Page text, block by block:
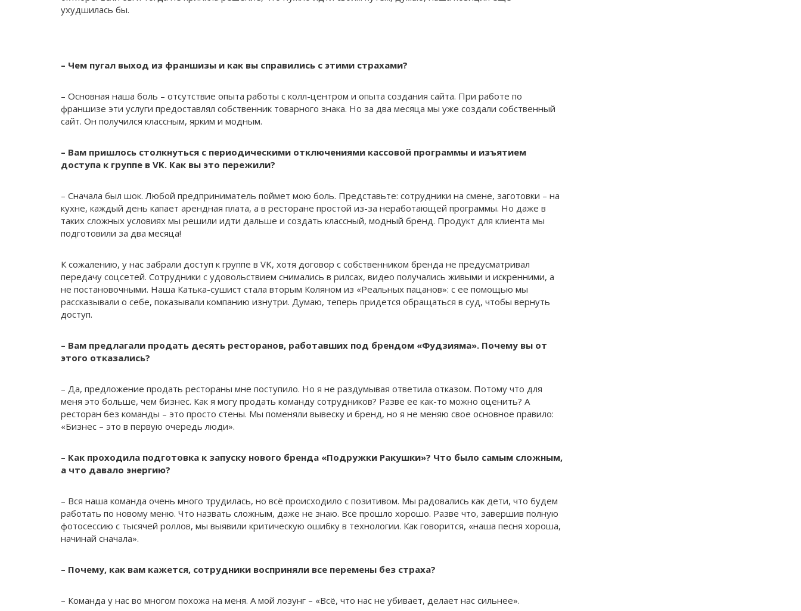
ухудшилась бы.
– Чем пугал выход из франшизы и как вы справились с этими страхами?
– Основная наша боль – отсутствие опыта работы с колл-центром и опыта создания сайта. При работе по
франшизе эти услуги предоставлял собственник товарного знака. Но за два месяца мы уже создали собственный
сайт. Он получился классным, ярким и модным.
– Вам пришлось столкнуться с периодическими отключениями кассовой программы и изъятием
доступа к группе в VK. Как вы это пережили?
– Сначала был шок. Любой предприниматель поймет мою боль. Представьте: сотрудники на смене, заготовки – на
кухне, каждый день капает арендная плата, а в ресторане простой из-за неработающей программы. Но даже в
таких сложных условиях мы решили идти дальше и создать классный, модный бренд. Продукт для клиента мы
подготовили за два месяца!
К сожалению, у нас забрали доступ к группе в VK, хотя договор с собственником бренда не предусматривал
передачу соцсетей. Сотрудники с удовольствием снимались в рилсах, видео получались живыми и искренними, а
не постановочными. Наша Катька-сушист стала вторым Коляном из «Реальных пацанов»: с ее помощью мы
рассказывали о себе, показывали компанию изнутри. Думаю, теперь придется обращаться в суд, чтобы вернуть
доступ.
– Вам предлагали продать десять ресторанов, работавших под брендом «Фудзияма». Почему вы от
этого отказались?
– Да, предложение продать рестораны мне поступило. Но я не раздумывая ответила отказом. Потому что для
меня это больше, чем бизнес. Как я могу продать команду сотрудников? Разве ее как-то можно оценить? А
ресторан без команды – это просто стены. Мы поменяли вывеску и бренд, но я не меняю свое основное правило:
«Бизнес – это в первую очередь люди».
– Как проходила подготовка к запуску нового бренда «Подружки Ракушки»? Что было самым сложным,
а что давало энергию?
– Вся наша команда очень много трудилась, но всё происходило с позитивом. Мы радовались как дети, что будем
работать по новому меню. Что назвать сложным, даже не знаю. Всё прошло хорошо. Разве что, завершив полную
фотосессию с тысячей роллов, мы выявили критическую ошибку в технологии. Как говорится, «наша песня хороша,
начинай сначала».
– Почему, как вам кажется, сотрудники восприняли все перемены без страха?
– Команда у нас во многом похожа на меня. А мой лозунг – «Всё, что нас не убивает, делает нас сильнее».